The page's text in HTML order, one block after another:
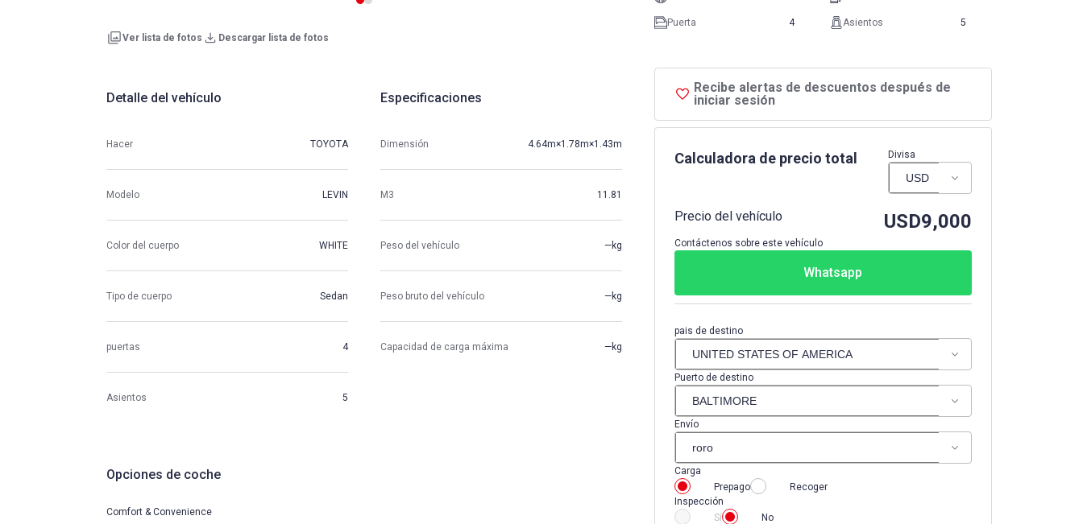
Ver lista de fotos Descargar lista de fotos
Recibe alertas de descuentos después de
iniciar sesión
Puerta 4 Asientos 5
Calculadora de precio total Divisa
Precio del vehículo USD9,000
Contáctenos sobre este vehículo
Whatsapp
pais de destino
Puerto de destino
Envío
Carga
Prepago
Recoger
Inspección
Sí
No
Detalle del vehículo
Hacer TOYOTA
Modelo LEVIN
Color del cuerpo WHITE
Tipo de cuerpo Sedan
puertas 4
Asientos 5
Especificaciones
Dimensión 4.64m×1.78m×1.43m
M3 11.81
Peso del vehículo —kg
Peso bruto del vehículo —kg
Capacidad de carga máxima —kg
Opciones de coche
Comfort & Convenience